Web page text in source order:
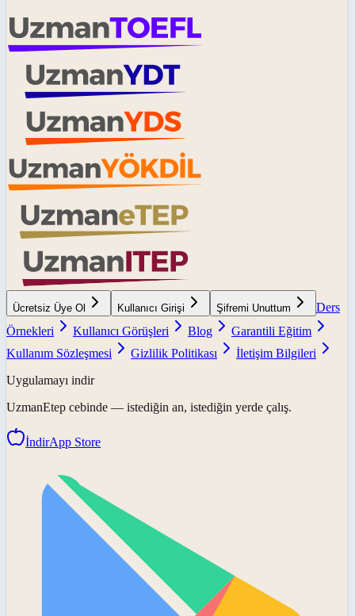
Ücretsiz Üye Ol Kullanıcı Girişi Şifremi Unuttum
Ders
Örnekleri
Kullanıcı Görüşleri Blog
Garantili Eğitim
Kullanım Sözleşmesi
Gizlilik Politikası
İletişim Bilgileri
Uygulamayı indir
UzmanEtep cebinde — istediğin an, istediğin yerde çalış.
İndirApp Store